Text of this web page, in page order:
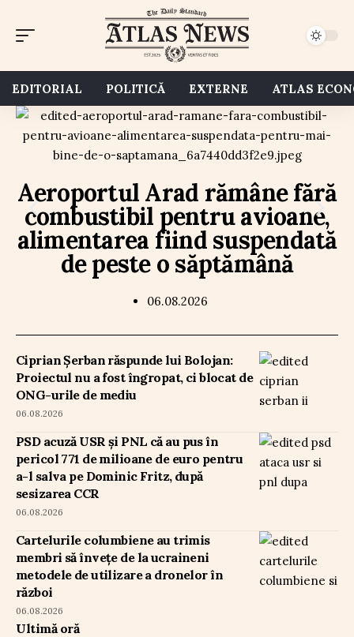
EDITORIAL POLITICĂ EXTERNE ATLAS
Aeroportul Arad rămâne fără
combustibil pentru avioane,
alimentarea fiind suspendată
de peste o săptămână
06.08.2026
Ciprian Șerban răspunde lui Bolojan:
Proiectul nu a fost îngropat, ci blocat de
ONG-urile de mediu
06.08.2026
PSD acuză USR și PNL că au pus în
pericol 771 de milioane de euro pentru
a-l salva pe Dominic Fritz, după
sesizarea CCR
06.08.2026
Cartelurile columbiene au trimis
membri să învețe de la ucraineni
metodele de utilizare a dronelor în
război
06.08.2026
Ultimă oră